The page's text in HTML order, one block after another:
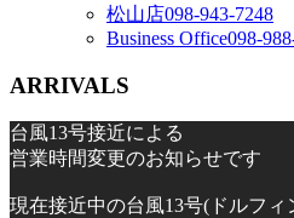
松山店098-943-7248
Business Office098-
ARRIVALS
台風13号接近による
営業時間変更のお知らせです
現在接近中の台風13号(ドルフィ